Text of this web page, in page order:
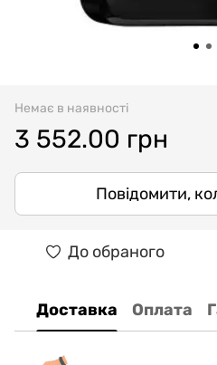
Немає в наявності
3 552.00 грн
Повідомити,
До обраного
Доставка Оплата